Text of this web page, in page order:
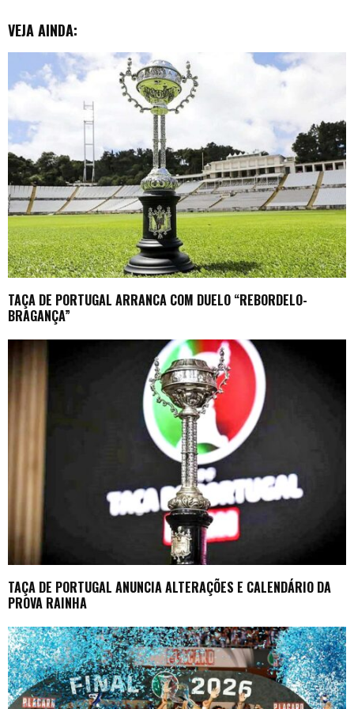
VEJA AINDA:
TAÇA DE PORTUGAL ARRANCA COM DUELO “REBORDELO-
BRAGANÇA”
TAÇA DE PORTUGAL ANUNCIA ALTERAÇÕES E CALENDÁRIO DA
PROVA RAINHA